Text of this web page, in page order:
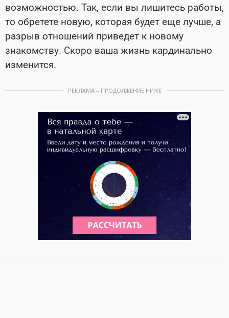
возможностью. Так, если вы лишитесь работы,
то обретете новую, которая будет еще лучше, а
разрыв отношений приведет к новому
знакомству. Скоро ваша жизнь кардинально
изменится.
РЕКЛАМА – ПРОДОЛЖЕНИЕ НИЖЕ